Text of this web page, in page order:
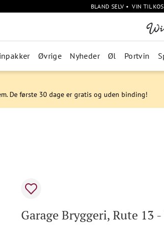
BLAND SELV • VIN TIL
Øvrige Nyheder Øl Portvin
De første 30 dage er gratis og uden binding!
Garage Bryggeri, Rute 13 -